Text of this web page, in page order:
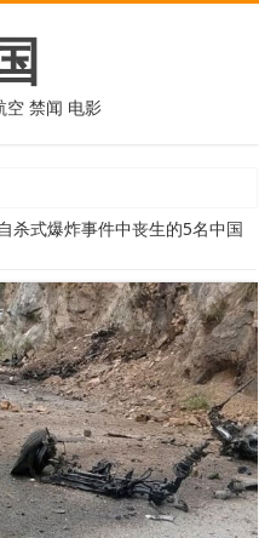
空 禁闻 电影
杀式爆炸事件中丧生的5名中国